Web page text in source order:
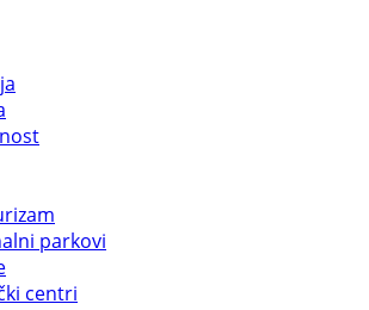
parkovi
centri